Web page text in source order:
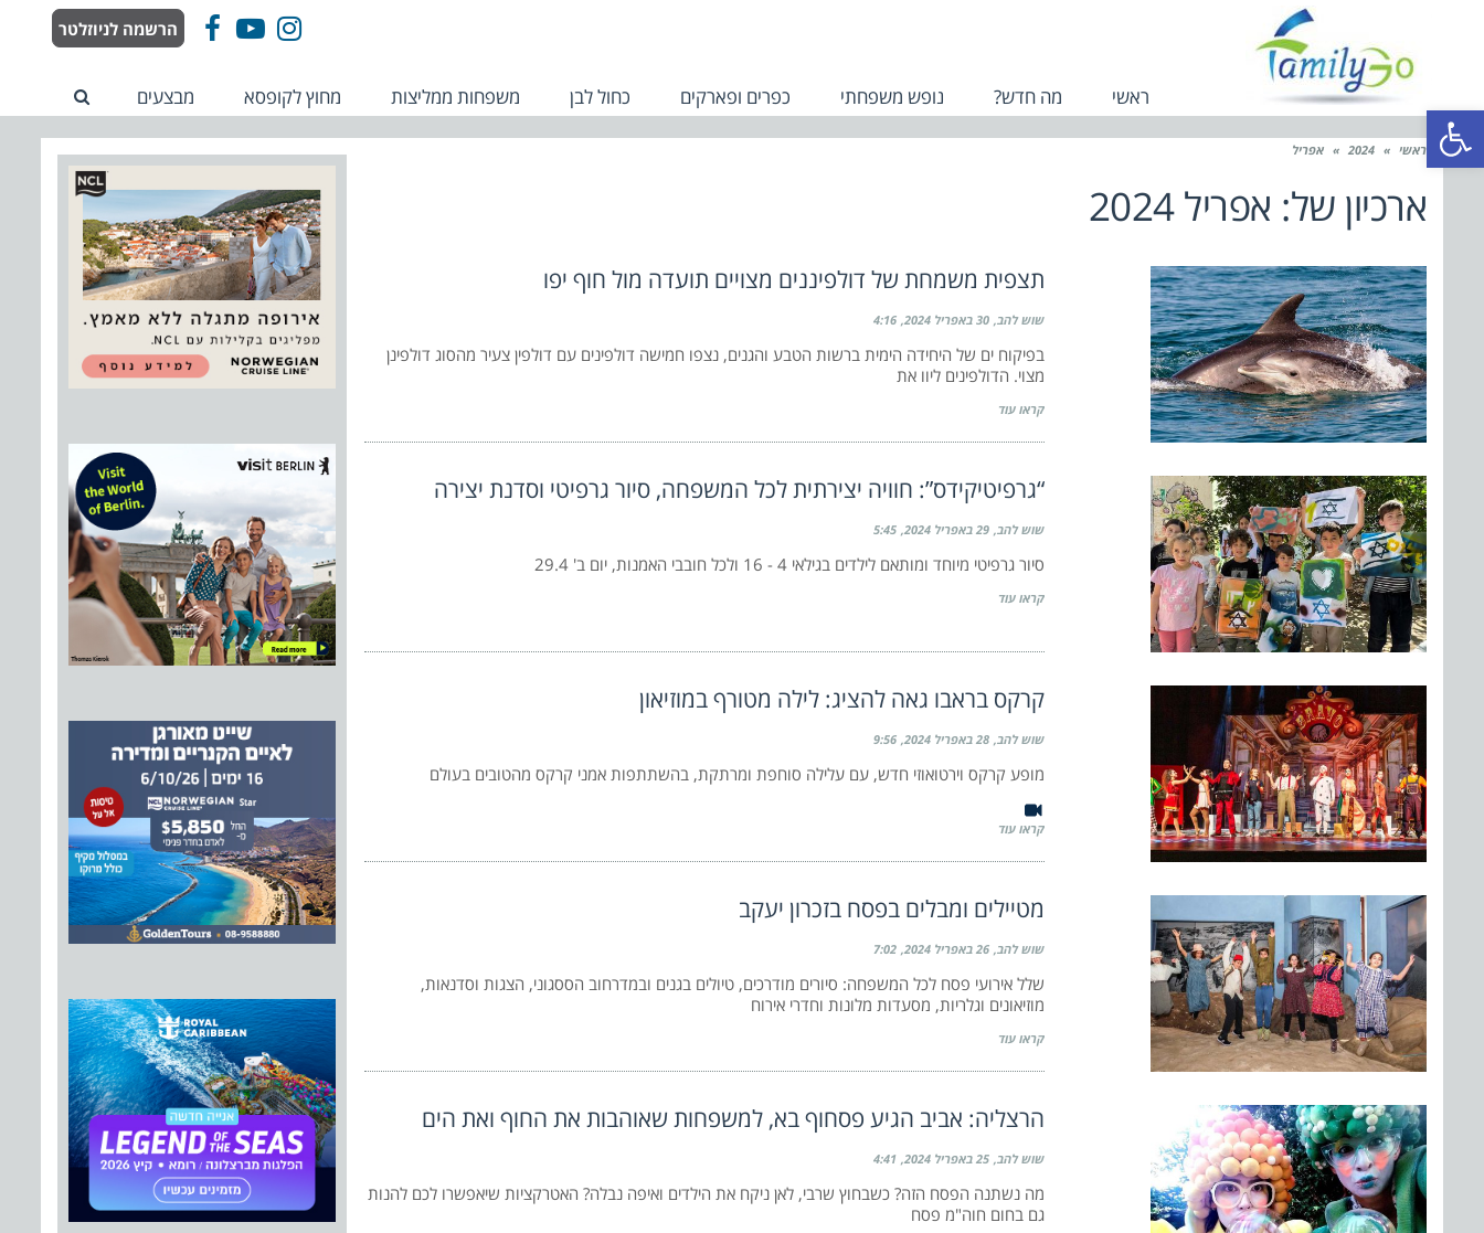
פתח סרגל נגישות
FacebookYouTube
Instagram הרשמה לניוזלטר
ראשי מה חדש? נופש משפחתי כפרים ופארקים כחול לבן משפחות ממליצות מחוץ לקופסא מבצעים
ראשי »
2024
» אפריל
ארכיון של: אפריל 2024
תצפית משמחת של דולפיננים מצויים תועדה מול חוף יפו
שוש להב 30 באפריל 2024 4:16
בפיקוח ים של היחידה הימית ברשות הטבע והגנים, נצפו חמישה דולפינים עם דולפין צעיר מהסוג דולפינן
מצוי. הדולפינים ליוו את
קראו עוד
“גרפיטיקידס”: חוויה יצירתית לכל המשפחה, סיור גרפיטי וסדנת יצירה
שוש להב 29 באפריל 2024 5:45
סיור גרפיטי מיוחד ומותאם לילדים בגילאי 4 - 16 ולכל חובבי האמנות, יום ב' 29.4
קראו עוד
קרקס בראבו גאה להציג: לילה מטורף במוזיאון
שוש להב 28 באפריל 2024 9:56
מופע קרקס וירטואוזי חדש, עם עלילה סוחפת ומרתקת, בהשתתפות אמני קרקס מהטובים בעולם
קראו עוד
מטיילים ומבלים בפסח בזכרון יעקב
שוש להב 26 באפריל 2024 7:02
שלל אירועי פסח לכל המשפחה: סיורים מודרכים, טיולים בגנים ובמדרחוב הססגוני, הצגות וסדנאות,
מוזיאונים וגלריות, מסעדות מלונות וחדרי אירוח
קראו עוד
הרצליה: אביב הגיע פסחוף בא, למשפחות שאוהבות את החוף ואת הים
שוש להב 25 באפריל 2024 4:41
מה נשתנה הפסח הזה? כשבחוץ שרבי, לאן ניקח את הילדים ואיפה נבלה? האטרקציות שיאפשרו לכם להנות
גם בחום חוה"מ פסח